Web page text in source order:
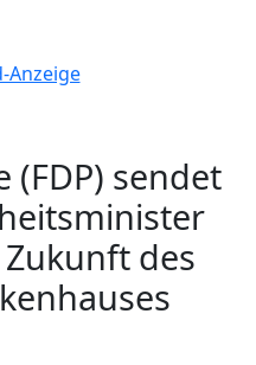
(FDP) sendet
des